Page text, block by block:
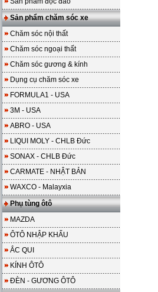
Sản phẩm chăm sóc xe
Chăm sóc nội thất
Chăm sóc ngoại thất
Chăm sóc gương & kính
Dụng cụ chăm sóc xe
FORMULA1 - USA
3M - USA
ABRO - USA
LIQUI MOLY - CHLB Đức
SONAX - CHLB Đức
CARMATE - NHẬT BẢN
WAXCO - Malayxia
Phụ tùng ôtô
MAZDA
ÔTÔ NHẬP KHẨU
ẮC QUI
KÍNH ÔTÔ
ĐÈN - GƯƠNG ÔTÔ